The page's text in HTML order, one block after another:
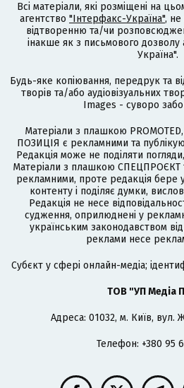
Всі матеріали, які розміщені на
агентство "Інтерфакс-Україна", не
відтворенню та/чи
інакше як з письмового дозволу
Україна".
Будь-яке копіювання, передрук та
творів та/або аудіовізуальних
Images - суворо
Матеріали з плашкою
ПОЗИЦІЯ є рекламними та
Редакція може не поділяти
Матеріали з плашкою СПЕЦПРОЄКТ
рекламними, проте редакція бере
контенту і поділяє думки,
Редакція не несе
судження, оприлюднені у
українським законодавством
реклами несе
Cубєкт у сфері онлайн-медіа;
ТОВ "УП Медіа
Адреса: 01032, м. Київ, вул.
Телефон: +380 95